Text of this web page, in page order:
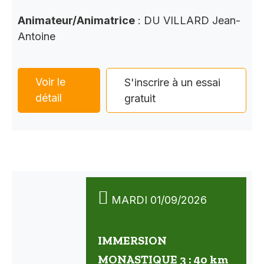
Animateur/Animatrice : DU VILLARD Jean-
Antoine
Voir le
détail
S'inscrire à un essai
gratuit
MARDI 01/09/2026
IMMERSION
MONASTIQUE 3 : 40 km